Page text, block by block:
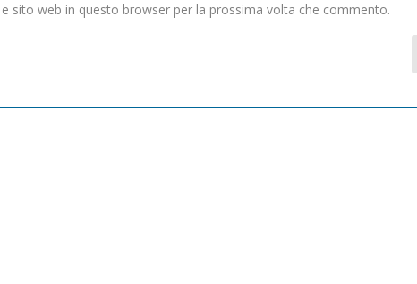
sito web in questo browser per la prossima volta che commento.